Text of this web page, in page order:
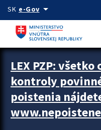
Preskocit na hlavný obsah
SK e-Govarrow_drop_down
Zastavit automatický posun
LEX PZP:
kontroly
poistenia